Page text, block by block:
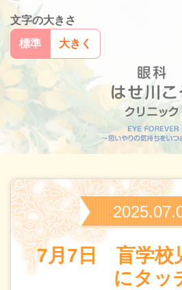
文字の大きさ
標準
大きく
7月7日 盲学
にタッ